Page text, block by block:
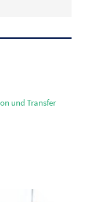
und Transfer